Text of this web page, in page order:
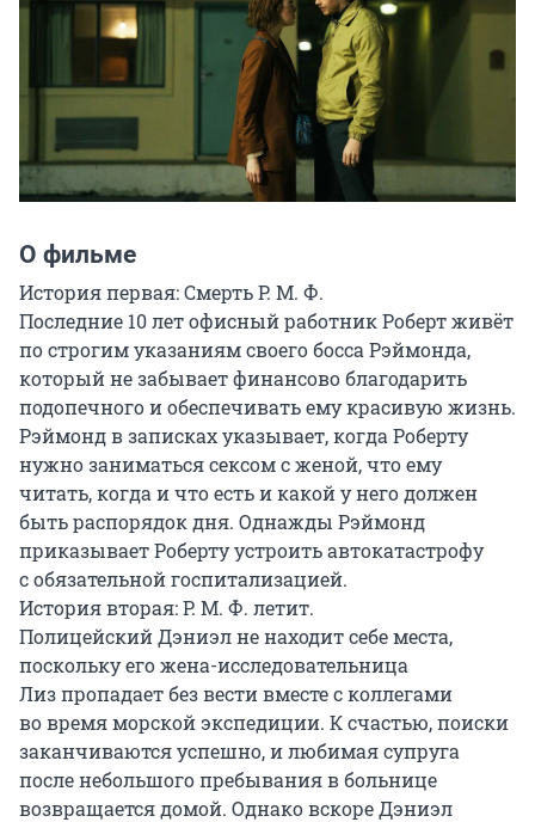
О фильме
История первая: Смерть Р. М. Ф.
Последние 10 лет офисный работник Роберт живёт
по строгим указаниям своего босса Рэймонда,
который не забывает финансово благодарить
подопечного и обеспечивать ему красивую жизнь.
Рэймонд в записках указывает, когда Роберту
нужно заниматься сексом с женой, что ему
читать, когда и что есть и какой у него должен
быть распорядок дня. Однажды Рэймонд
приказывает Роберту устроить автокатастрофу
с обязательной госпитализацией.
История вторая: Р. М. Ф. летит.
Полицейский Дэниэл не находит себе места,
поскольку его жена-исследовательница
Лиз пропадает без вести вместе с коллегами
во время морской экспедиции. К счастью, поиски
заканчиваются успешно, и любимая супруга
после небольшого пребывания в больнице
возвращается домой. Однако вскоре Дэниэл